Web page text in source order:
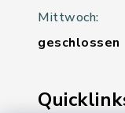
Mittwoch:
geschlossen